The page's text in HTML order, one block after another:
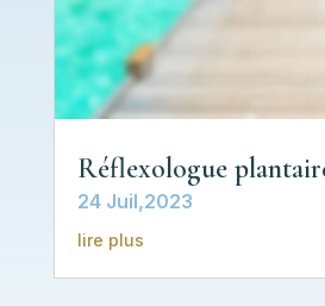
Réflexologue
24 Juil,2023
lire plus